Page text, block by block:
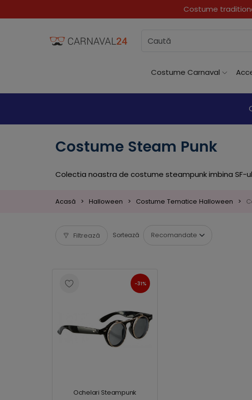
Costume
Costume Carnaval
Costume Steam Punk
Colectia noastra de costume steampunk imbina SF-
Acasă Halloween Costume Tematice Halloween
Filtrează Sortează
-31%
Ochelari Steampunk